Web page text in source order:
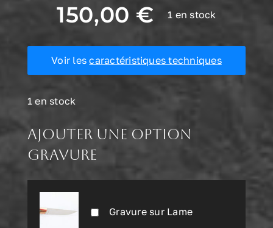
150,00 € 1 en stock
Voir lescaractéristiques techniques
1 en stock
Ajouter une option
gravure
Gravure sur Lame